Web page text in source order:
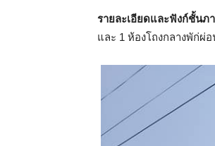
รายละเอียดและฟังก์ชั้นภ
และ 1 ห้องโถงกลางพัก่ผ่